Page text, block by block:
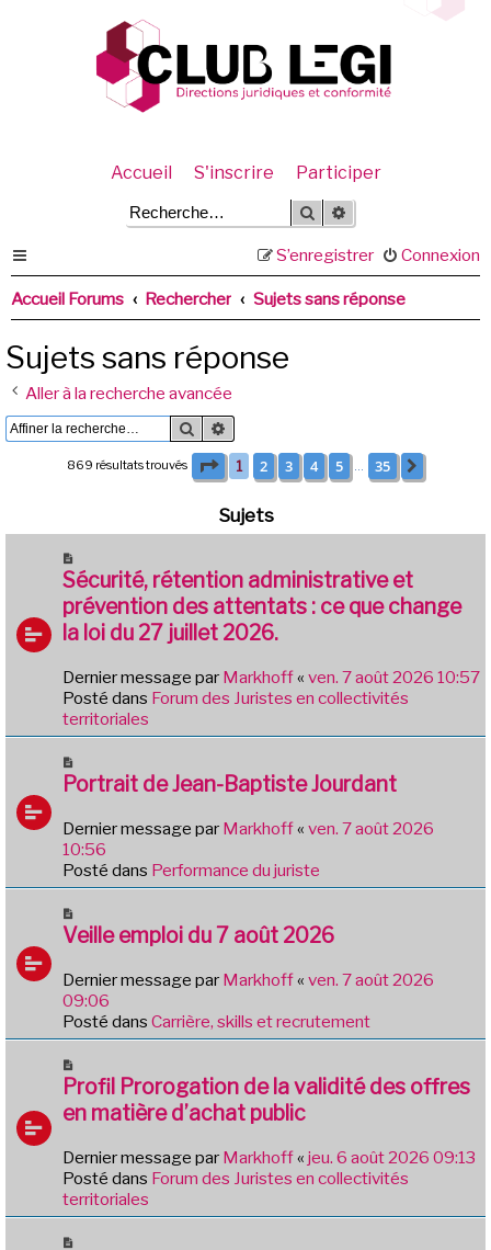
Accueil S'inscrire Participer
Rechercher
Connexion
S’enregistrer
Accueil Forums Rechercher Sujets sans réponse
Sujets sans réponse
Aller à la recherche avancée
Rechercher
869 résultats trouvés Page 1sur35
1 2 3 4 5 35
Sujets
o
u
v
e
u
m
e
s
a
e
Sécurité, rétention administrative et
prévention des attentats : ce que change
la loi du 27 juillet 2026.
Dernier message par Markhoff« ven. 7 août 2026 10:57
Posté dans Forum des Juristes en collectivités
territoriales
o
v
e
a
u
e
s
a
g
e
Portrait de Jean-Baptiste Jourdant
Dernier message par Markhoff« ven. 7 août 2026
10:56
Posté dans Performance du juriste
o
v
e
a
u
e
s
s
g
e
Veille emploi du 7 août 2026
Dernier message par Markhoff« ven. 7 août 2026
09:06
Posté dans Carrière, skills et recrutement
o
u
v
a
u
m
Profil Prorogation de la validité des offres
en matière d’achat public
Dernier message par Markhoff« jeu. 6 août 2026 09:13
Posté dans Forum des Juristes en collectivités
territoriales